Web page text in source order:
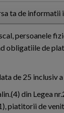
ta de informatii
persoanele
obligatiile de
de 25 inclusiv
din Legea
piatitorii de